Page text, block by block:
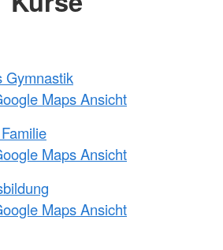
Gymnastik
Maps Ansicht
Maps Ansicht
Maps Ansicht